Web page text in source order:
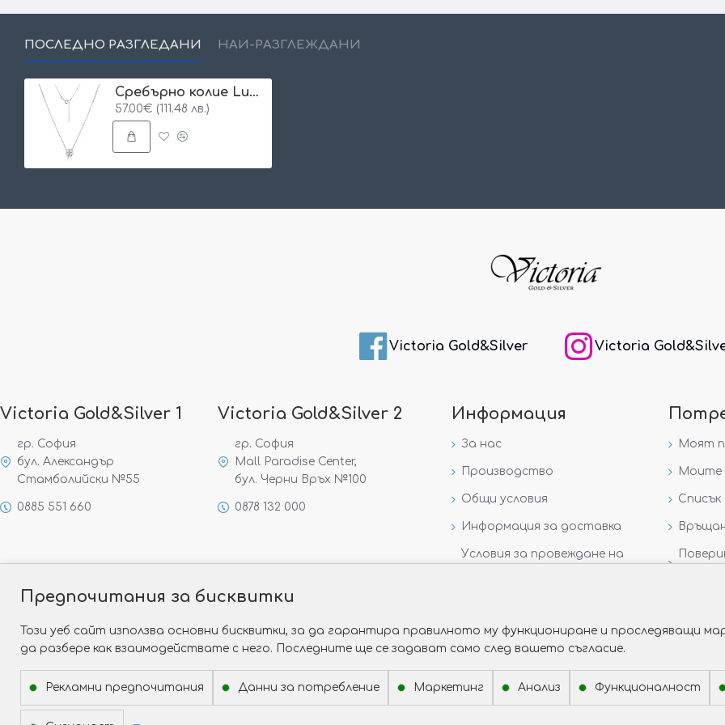
ПОСЛЕДНО РАЗГЛЕДАНИ НАЙ-РАЗГЛЕЖДАНИ
Сребърно колие Lucky
57.00€ (111.48 лв.)
Victoria Gold&Silver Victoria
Victoria Gold&Silver 1
гр. София
бул. Александър
Стамболийски №55
0885 551 660
Victoria Gold&Silver 2
гр. София
Mall Paradise Center,
бул. Черни Връх №100
0878 132 000
Информация
За нас
Производство
Общи условия
Информация за доставка
Условия за провеждане на
Моят
Моите
Списък
Предпочитания за бисквитки
Този уеб сайт използва основни бисквитки, за да гарантира правилното му функциониране и проследяващи
да разбере как взаимодействате с него. Последните ще се задават само след вашето съгласие.
Рекламни предпочитания Данни за потребление Маркетинг Анализ Функционалност